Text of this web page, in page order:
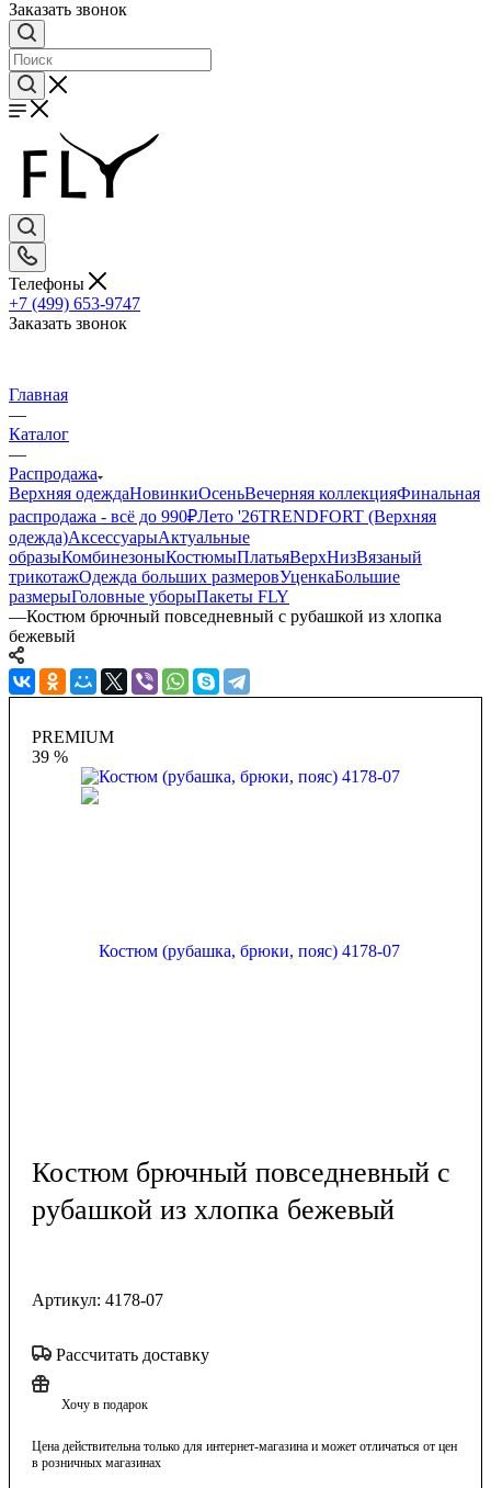
Заказать звонок
Телефоны
+7 (499) 653-9747
Заказать звонок
Главная
—
Каталог
—
Распродажа
Верхняя одеждаНовинкиОсеньВечерняя коллекцияФинальная
распродажа - всё до 990₽Лето '26TRENDFORT (Верхняя
одежда)АксессуарыАктуальные
образыКомбинезоныКостюмыПлатьяВерхНизВязаный
трикотажОдежда больших размеровУценкаБольшие
размерыГоловные уборыПакеты FLY
—Костюм брючный повседневный с рубашкой из хлопка
бежевый
PREMIUM
39 %
Костюм брючный повседневный с
рубашкой из хлопка бежевый
Артикул: 4178-07
Рассчитать доставку
Хочу в подарок
Цена действительна только для интернет-магазина и может отличаться от цен
в розничных магазинах